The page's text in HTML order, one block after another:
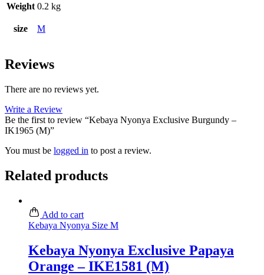
Weight 0.2 kg
size M
Reviews
There are no reviews yet.
Write a Review
Be the first to review “Kebaya Nyonya Exclusive Burgundy –
IK1965 (M)”
You must be logged in to post a review.
Related products
Add to cart
Kebaya Nyonya Size M
Kebaya Nyonya Exclusive Papaya
Orange – IKE1581 (M)